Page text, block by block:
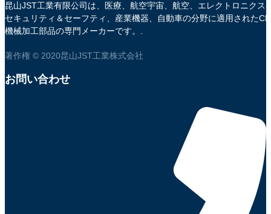
昆山JST工業有限公司は、医療、航空宇宙、航空、エレクトロニクス
セキュリティ＆セーフティ、産業機器、自動車の分野に適用された
機械加工部品の専門メーカーです。.
著作権 © 2020昆山JST工業株式会社
お問い合わせ